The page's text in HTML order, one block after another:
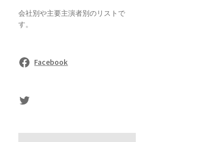
会社別や主要主演者別のリストで
す。
Facebook
sasaki's Twitter